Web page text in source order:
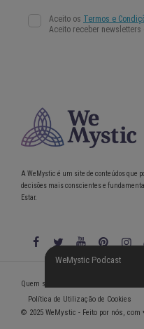
WeMystic Podcast
A WeMystic é um site de conteúdos que
decisões mais conscientes e
Estar.
WeMystic Podcast
Quem somos
Política de Utilização de Cookies
© 2025 WeMystic - Feito por nós, com